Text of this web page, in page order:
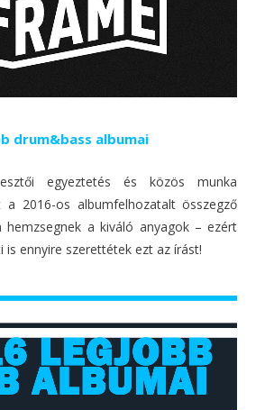
drum&bass albumai
egyeztetés és közös munka
a 2016-os albumfelhozatalt összegző
hemzsegnek a kiváló anyagok – ezért
ennyire szerettétek ezt az írást!